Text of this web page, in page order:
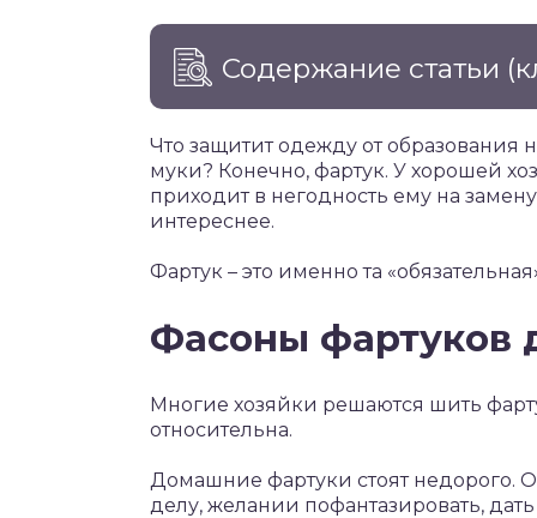
Содержание статьи
Что защитит одежду от образования
муки? Конечно, фартук. У хорошей
приходит в негодность ему на
интереснее.
Фартук – это именно та
Фасоны фартуков
Многие хозяйки решаются шить
относительна.
Домашние фартуки стоят недорого.
делу, желании пофантазировать,